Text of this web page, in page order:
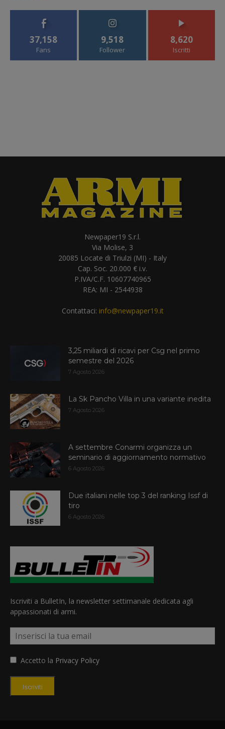
37,158
Fans
9,518
Follower
8,620
Iscritti
Newpaper19 S.r.l.
Via Molise, 3
20085 Locate di Triulzi (MI) - Italy
Cap. Soc. 20.000 € i.v.
P.IVA/C.F. 10607740965
REA: MI - 2544938
Contattaci: info@newpaper19.it
3,25 miliardi di ricavi per Csg nel primo
semestre del 2026
7 Agosto 2026
La Sk Pancho Villa in una variante inedita
7 Agosto 2026
A settembre Conarmi organizza un
seminario di aggiornamento normativo
6 Agosto 2026
Due italiani nelle top 3 del ranking Issf di
tiro
6 Agosto 2026
Iscriviti a BulletIn, la newsletter settimanale dedicata agli
appassionati di armi.
Accetto la Privacy Policy
Iscriviti